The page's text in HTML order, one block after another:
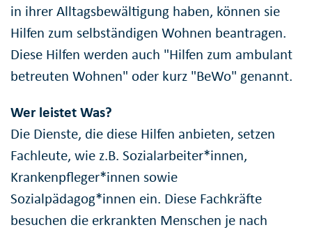
in ihrer Alltagsbewältigung haben, können sie
Hilfen zum selbständigen Wohnen beantragen.
Diese Hilfen werden auch "Hilfen zum ambulant
betreuten Wohnen" oder kurz "BeWo" genannt.
Wer leistet Was?
Die Dienste, die diese Hilfen anbieten, setzen
Fachleute, wie z.B. Sozialarbeiter*innen,
Krankenpfleger*innen sowie
Sozialpädagog*innen ein. Diese Fachkräfte
besuchen die erkrankten Menschen je nach